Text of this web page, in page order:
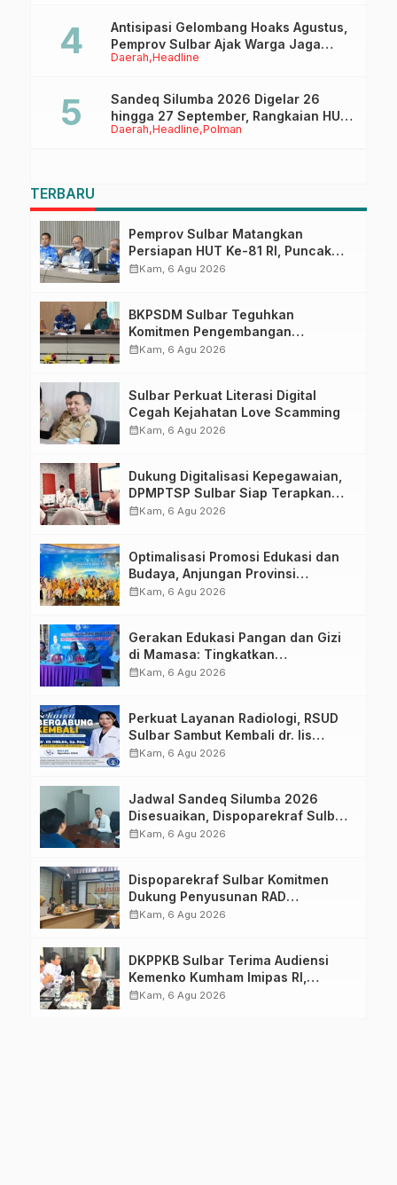
Daerah Headline
Antisipasi Gelombang Hoaks Agustus,
Pemprov Sulbar Ajak Warga Jaga
Ruang Digital
Daerah Headline Polman
Sandeq Silumba 2026 Digelar 26
hingga 27 September, Rangkaian HUT
Sulbar
TERBARU
Pemprov Sulbar Matangkan
Persiapan HUT Ke-81 RI, Puncak
Upacara di Lapangan Ahmad
calendar_monthKam, 6 Agu 2026
BKPSDM Sulbar Teguhkan
Komitmen Pengembangan
Kompetensi ASN melalui
calendar_monthKam, 6 Agu 2026
Sulbar Perkuat Literasi Digital
Cegah Kejahatan Love Scamming
calendar_monthKam, 6 Agu 2026
Dukung Digitalisasi Kepegawaian,
DPMPTSP Sulbar Siap Terapkan
Aplikasi FLEKSI ASN
calendar_monthKam, 6 Agu 2026
Optimalisasi Promosi Edukasi dan
Budaya, Anjungan Provinsi
Sulawesi Barat Perkuat Kolaborasi
calendar_monthKam, 6 Agu 2026
Gerakan Edukasi Pangan dan Gizi
di Mamasa: Tingkatkan
Pengetahuan dan Keterampilan
calendar_monthKam, 6 Agu 2026
Perkuat Layanan Radiologi, RSUD
Sulbar Sambut Kembali dr. Iis
Imelda, Sp.Rad
calendar_monthKam, 6 Agu 2026
Jadwal Sandeq Silumba 2026
Disesuaikan, Dispoparekraf Sulbar
Pastikan Persiapan Tetap
calendar_monthKam, 6 Agu 2026
Dispoparekraf Sulbar Komitmen
Dukung Penyusunan RAD
TPB/SDGs Sulawesi Barat
calendar_monthKam, 6 Agu 2026
DKPPKB Sulbar Terima Audiensi
Kemenko Kumham Imipas RI,
Perkuat Pelayanan Kesehatan bagi
calendar_monthKam, 6 Agu 2026